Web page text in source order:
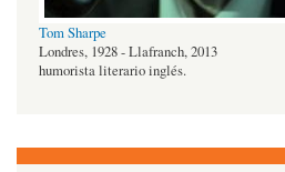
Tom Sharpe
Londres, 1928 - Llafranch, 2013
humorista literario inglés.